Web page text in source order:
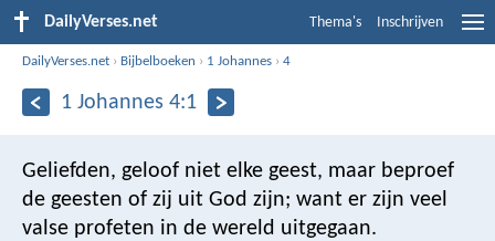
DailyVerses.net Thema's Inschrijven
DailyVerses.net › Bijbelboeken › 1 Johannes ›4
1 Johannes 4:1
Geliefden, geloof niet elke geest, maar beproef
de geesten of zij uit God zijn; want er zijn veel
valse profeten in de wereld uitgegaan.